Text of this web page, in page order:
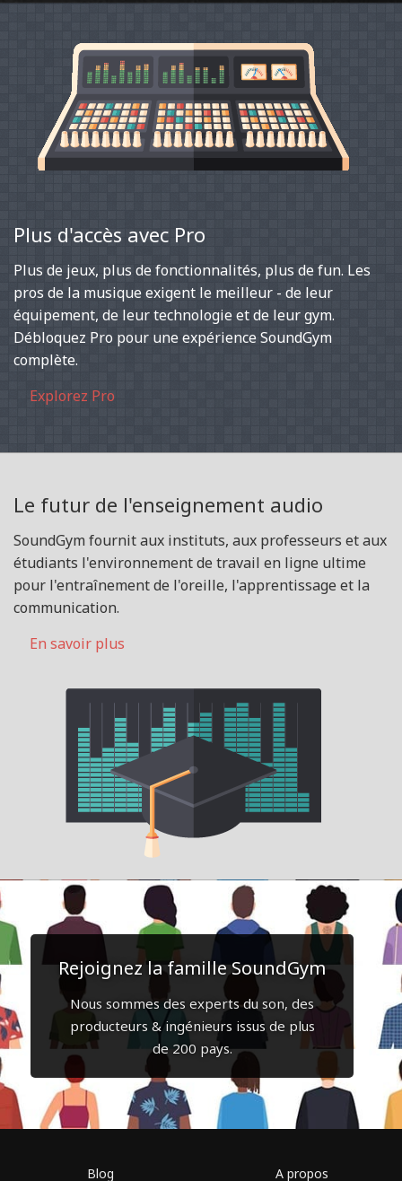
Plus d'accès avec Pro
Plus de jeux, plus de fonctionnalités, plus de fun. Les
pros de la musique exigent le meilleur - de leur
équipement, de leur technologie et de leur gym.
Débloquez Pro pour une expérience SoundGym
complète.
Explorez Pro
Le futur de l'enseignement audio
SoundGym fournit aux instituts, aux professeurs et aux
étudiants l'environnement de travail en ligne ultime
pour l'entraînement de l'oreille, l'apprentissage et la
communication.
En savoir plus
Rejoignez la famille SoundGym
Nous sommes des experts du son, des
producteurs & ingénieurs issus de plus
de 200 pays.
Blog A propos